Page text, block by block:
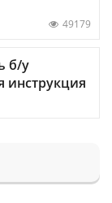
49179
б/у
инструкция